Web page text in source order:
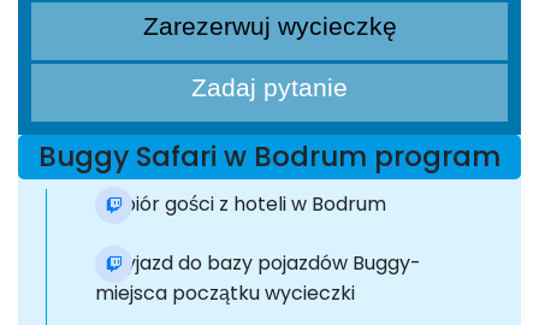
Zarezerwuj wycieczkę
Zadaj pytanie
Buggy Safari w Bodrum program
Odbiór gości z hoteli w Bodrum
Przyjazd do bazy pojazdów Buggy-
miejsca początku wycieczki